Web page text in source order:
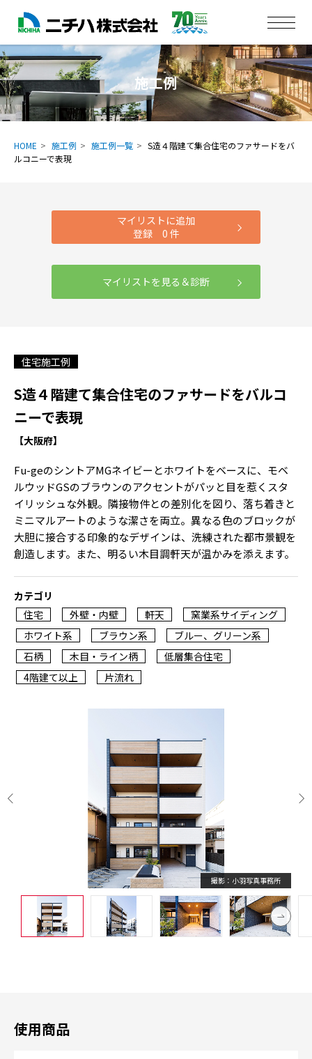
施工例
HOME 施工例 施工例一覧
S造４階建て集合住宅のファサードをバ
ルコニーで表現
マイリストに追加
登録 0 件
マイリストを見る＆診断
住宅施工例
S造４階建て集合住宅のファサードをバルコ
ニーで表現
【大阪府】
Fu-geのシントアMGネイビーとホワイトをベースに、モベ
ルウッドGSのブラウンのアクセントがパッと目を惹くスタ
イリッシュな外観。隣接物件との差別化を図り、落ち着きと
ミニマルアートのような潔さを両立。異なる色のブロックが
大胆に接合する印象的なデザインは、洗練された都市景観を
創造します。また、明るい木目調軒天が温かみを添えます。
カテゴリ
住宅
外壁・内壁 軒天
窯業系サイディング
ホワイト系
ブラウン系
ブルー、グリーン系
石柄
木目・ライン柄
低層集合住宅
4階建て以上
片流れ
撮影：小羽写真事務所
使用商品